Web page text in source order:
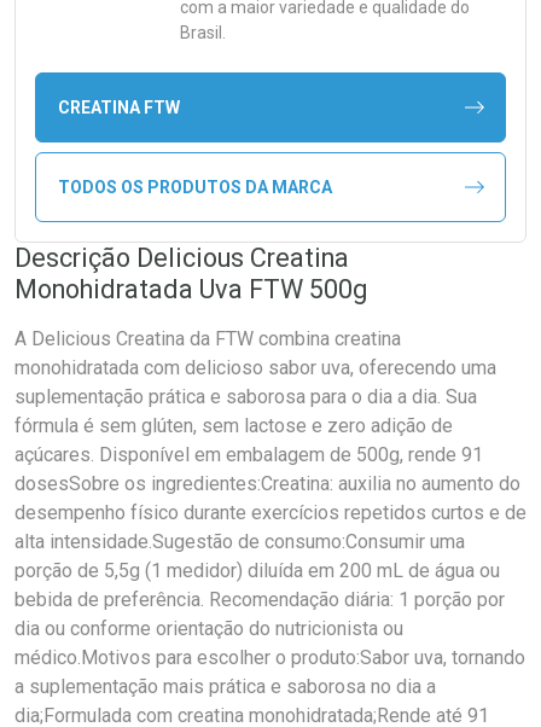
com a maior variedade e qualidade do
Brasil.
CREATINA FTW
TODOS OS PRODUTOS DA MARCA
Descrição Delicious Creatina
Monohidratada Uva FTW 500g
A Delicious Creatina da FTW combina creatina
monohidratada com delicioso sabor uva, oferecendo uma
suplementação prática e saborosa para o dia a dia. Sua
fórmula é sem glúten, sem lactose e zero adição de
açúcares. Disponível em embalagem de 500g, rende 91
dosesSobre os ingredientes:Creatina: auxilia no aumento do
desempenho físico durante exercícios repetidos curtos e de
alta intensidade.Sugestão de consumo:Consumir uma
porção de 5,5g (1 medidor) diluída em 200 mL de água ou
bebida de preferência. Recomendação diária: 1 porção por
dia ou conforme orientação do nutricionista ou
médico.Motivos para escolher o produto:Sabor uva, tornando
a suplementação mais prática e saborosa no dia a
dia;Formulada com creatina monohidratada;Rende até 91